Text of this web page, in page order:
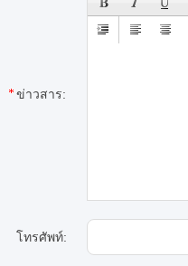
ข่าวสาร:
โทรศัพท์: